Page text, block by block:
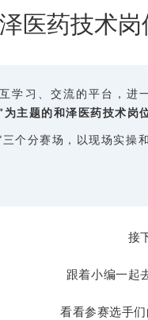
医药技术
学习、交流的平台，
为主题的和泽医药技术岗
个分赛场，以现场实
接
跟着小编一起
看看参赛选手